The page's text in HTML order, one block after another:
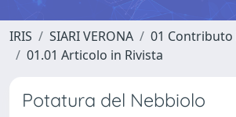
IRIS SIARI VERONA
01 Contributo
01.01 Articolo in Rivista
Potatura del Nebbiolo